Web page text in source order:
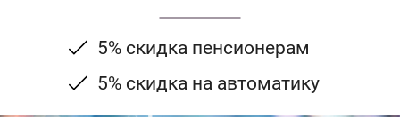
5% скидка пенсионерам
5% скидка на автоматику